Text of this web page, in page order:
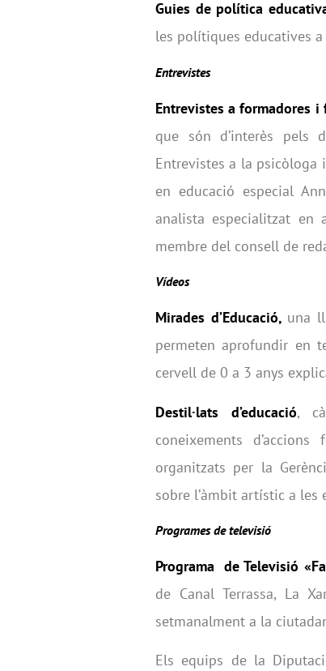
Guies de política
les polítiques educatives
Entrevistes
Entrevistes a formadores i
que són d’interès pels
Entrevistes a la psicòloga
en educació especial
analista especialitzat en
membre del consell de
Vídeos
Mirades d’Educació, una
permeten aprofundir en
cervell de 0 a 3 anys
Destil·lats d’educació,
coneixements
organitzats per la
sobre l’àmbit artístic a les
Programes de televisió
Programa de Televisió
de Canal Terrassa, La
setmanalment a la
Els equips de la